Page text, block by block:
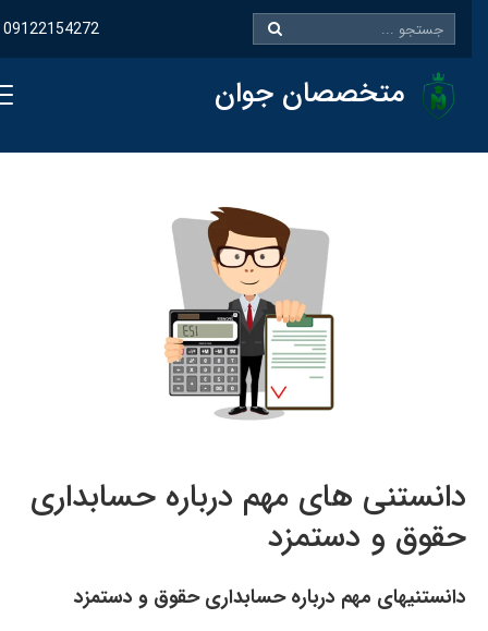
09122154272
متخصصان جوان
دانستنی های مهم درباره حسابداری
حقوق و دستمزد
دانستنیهای مهم درباره حسابداری حقوق و دستمزد